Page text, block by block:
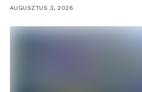
AUGUSZTUS 3, 2026